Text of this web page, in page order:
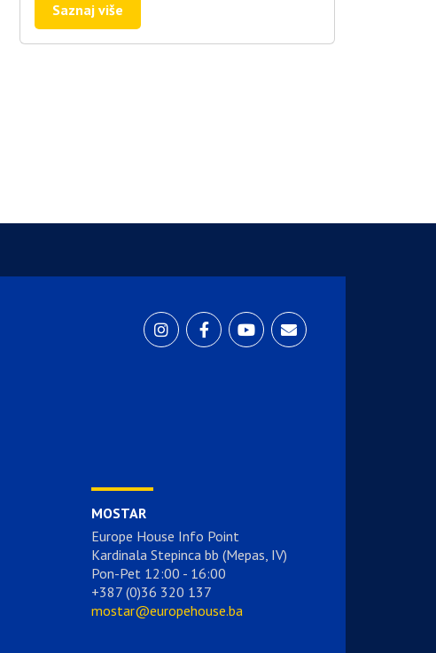
Saznaj više
MOSTAR
Europe House Info Point
Kardinala Stepinca bb (Mepas, IV)
Pon-Pet 12:00 - 16:00
+387 (0)36 320 137
mostar@europehouse.ba